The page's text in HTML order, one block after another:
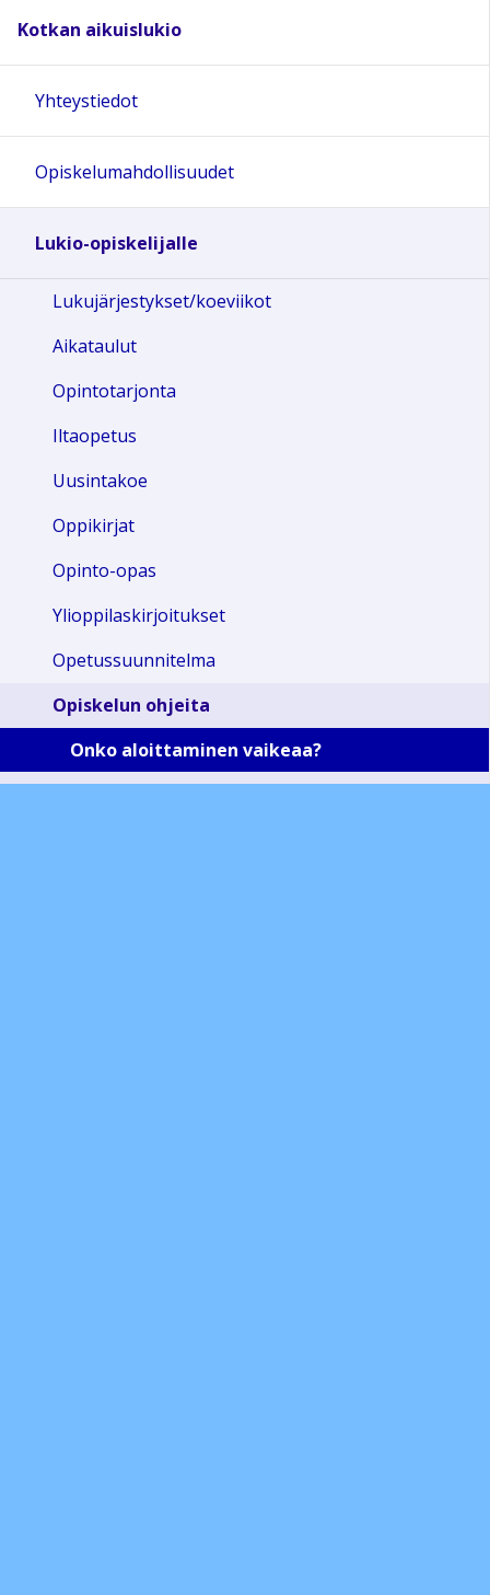
Kotkan aikuislukio
Yhteystiedot
Opiskelumahdollisuudet
Lukio-opiskelijalle
Lukujärjestykset/koeviikot
Aikataulut
Opintotarjonta
Iltaopetus
Uusintakoe
Oppikirjat
Opinto-opas
Ylioppilaskirjoitukset
Opetussuunnitelma
Opiskelun ohjeita
Onko aloittaminen vaikeaa?